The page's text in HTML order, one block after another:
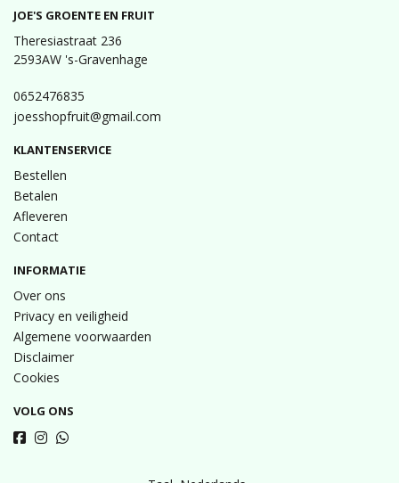
JOE'S GROENTE EN FRUIT
Theresiastraat 236
2593AW 's-Gravenhage
0652476835
joesshopfruit@gmail.com
KLANTENSERVICE
Bestellen
Betalen
Afleveren
Contact
INFORMATIE
Over ons
Privacy en veiligheid
Algemene voorwaarden
Disclaimer
Cookies
VOLG ONS